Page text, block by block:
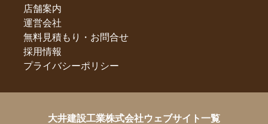
店舗案内
運営会社
無料見積もり・お問合せ
採用情報
プライバシーポリシー
大井建設工業株式会社ウェブサイト一覧